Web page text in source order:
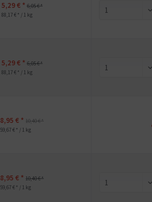
5,29 € * 6,05 € *
88,17 € * / 1 kg
5,29 € * 6,05 € *
88,17 € * / 1 kg
8,95 € * 10,40 € *
59,67 € * / 1 kg
8,95 € * 10,40 € *
59,67 € * / 1 kg